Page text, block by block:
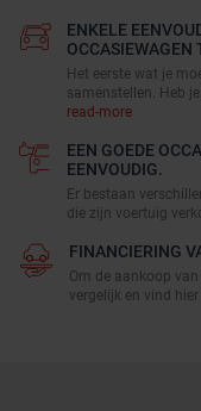
ENKELE
OCCASIEWAGEN
Het eerste wat je
samenstellen. Heb
read-more
EEN GOEDE
EENVOUDIG.
Er bestaan
die zijn voertuig
FINANCIERING
Om de aankoop
vergelijk en vind